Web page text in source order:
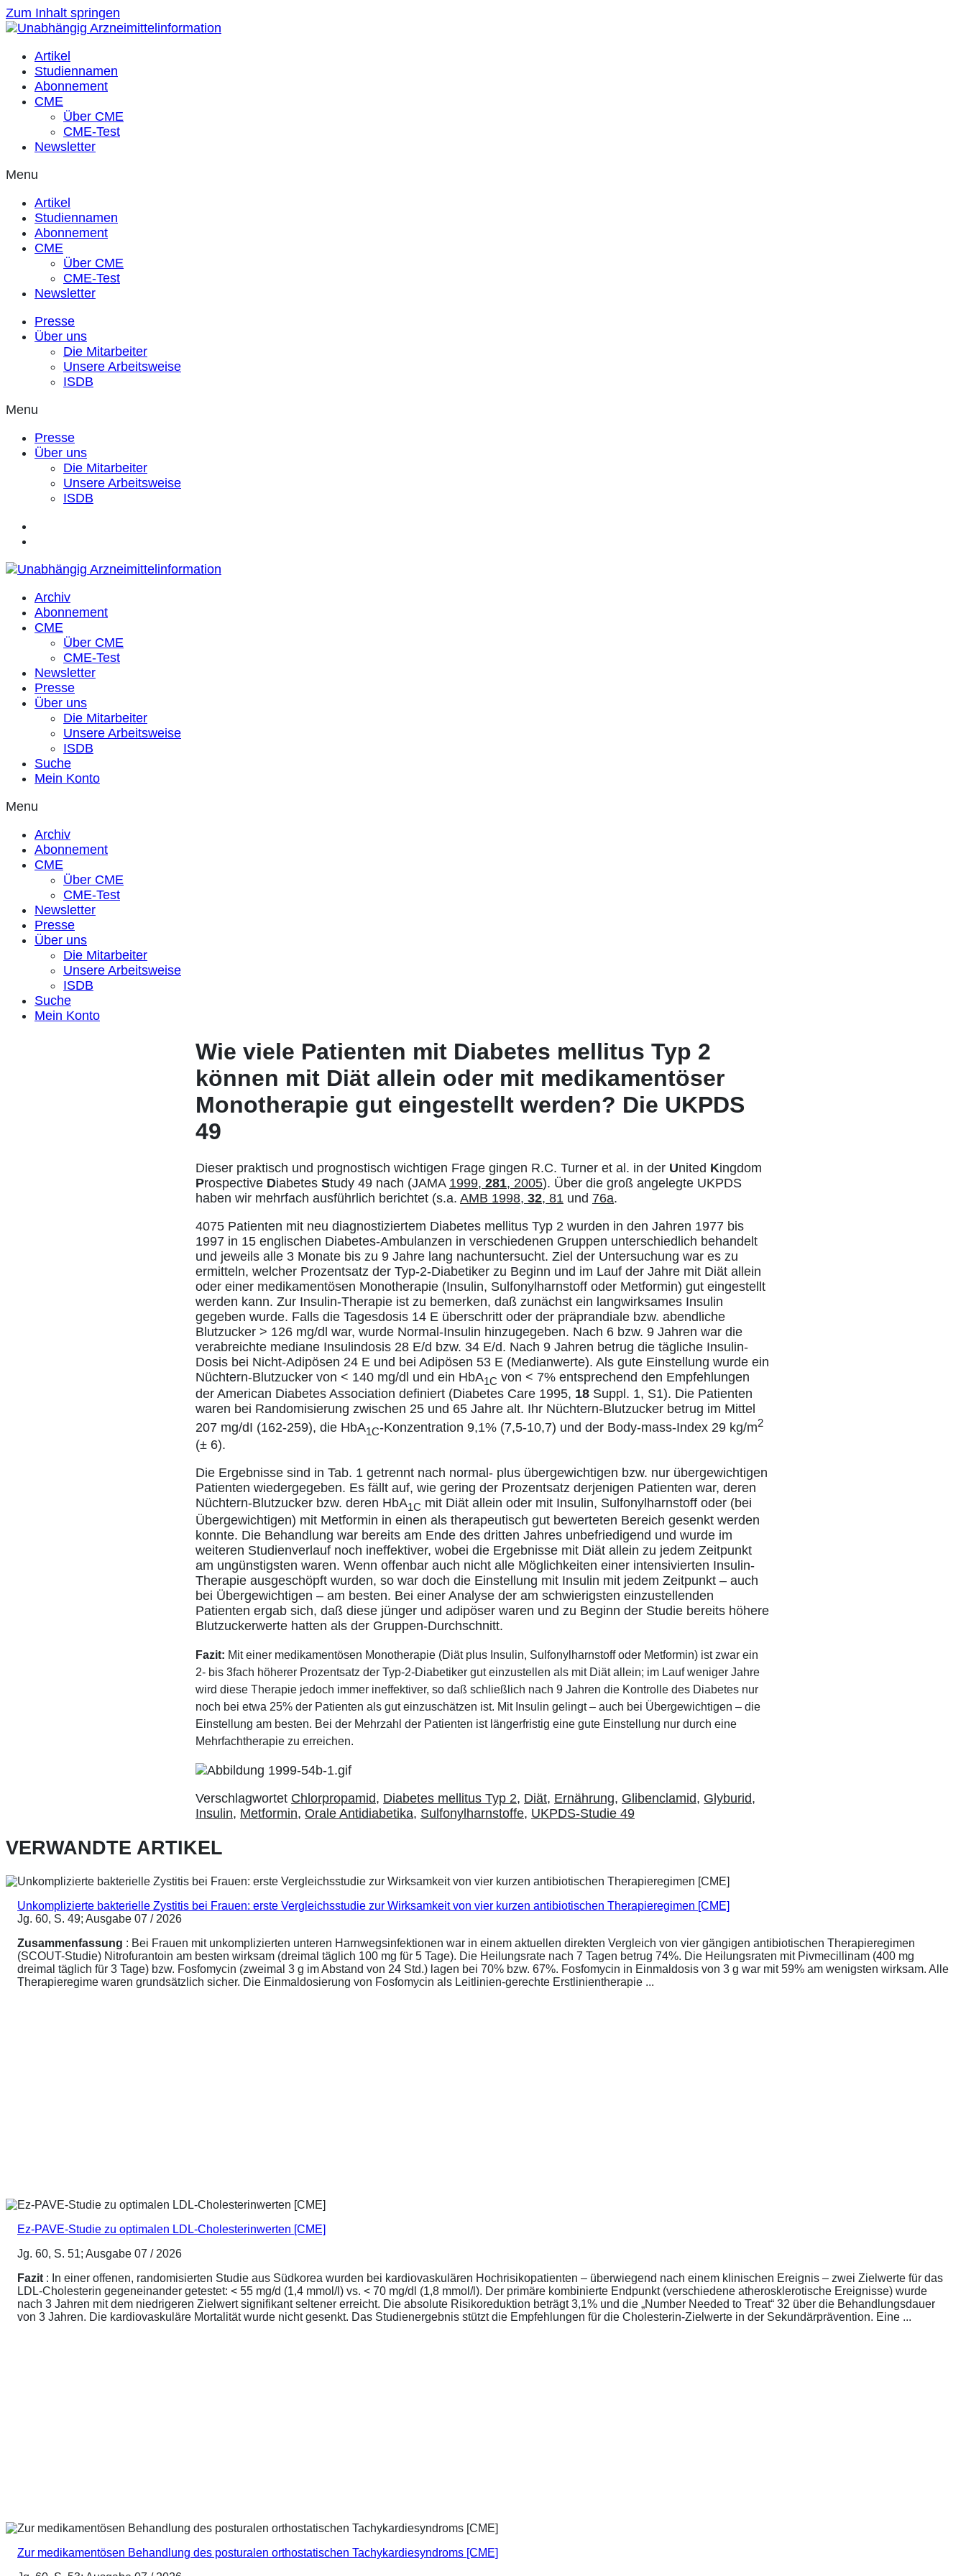
Zum Inhalt springen
Artikel
Studiennamen
Abonnement
CME
Über CME
CME-Test
Newsletter
Menu
Artikel
Studiennamen
Abonnement
CME
Über CME
CME-Test
Newsletter
Presse
Über uns
Die Mitarbeiter
Unsere Arbeitsweise
ISDB
Menu
Presse
Über uns
Die Mitarbeiter
Unsere Arbeitsweise
ISDB
Archiv
Abonnement
CME
Über CME
CME-Test
Newsletter
Presse
Über uns
Die Mitarbeiter
Unsere Arbeitsweise
ISDB
Suche
Mein Konto
Menu
Archiv
Abonnement
CME
Über CME
CME-Test
Newsletter
Presse
Über uns
Die Mitarbeiter
Unsere Arbeitsweise
ISDB
Suche
Mein Konto
Wie viele Patienten mit Diabetes mellitus Typ 2
können mit Diät allein oder mit medikamentöser
Monotherapie gut eingestellt werden? Die UKPDS
49
Dieser praktisch und prognostisch wichtigen Frage gingen R.C. Turner et al. in der United Kingdom
Prospective Diabetes Study 49 nach (JAMA 1999, 281, 2005). Über die groß angelegte UKPDS
haben wir mehrfach ausführlich berichtet (s.a. AMB 1998, 32, 81 und 76a.
4075 Patienten mit neu diagnostiziertem Diabetes mellitus Typ 2 wurden in den Jahren 1977 bis
1997 in 15 englischen Diabetes-Ambulanzen in verschiedenen Gruppen unterschiedlich behandelt
und jeweils alle 3 Monate bis zu 9 Jahre lang nachuntersucht. Ziel der Untersuchung war es zu
ermitteln, welcher Prozentsatz der Typ-2-Diabetiker zu Beginn und im Lauf der Jahre mit Diät allein
oder einer medikamentösen Monotherapie (Insulin, Sulfonylharnstoff oder Metformin) gut eingestellt
werden kann. Zur Insulin-Therapie ist zu bemerken, daß zunächst ein langwirksames Insulin
gegeben wurde. Falls die Tagesdosis 14 E überschritt oder der präprandiale bzw. abendliche
Blutzucker > 126 mg/dl war, wurde Normal-Insulin hinzugegeben. Nach 6 bzw. 9 Jahren war die
verabreichte mediane Insulindosis 28 E/d bzw. 34 E/d. Nach 9 Jahren betrug die tägliche Insulin-
Dosis bei Nicht-Adipösen 24 E und bei Adipösen 53 E (Medianwerte). Als gute Einstellung wurde ein
Nüchtern-Blutzucker von < 140 mg/dl und ein HbA1C von < 7% entsprechend den Empfehlungen
der American Diabetes Association definiert (Diabetes Care 1995, 18 Suppl. 1, S1). Die Patienten
waren bei Randomisierung zwischen 25 und 65 Jahre alt. Ihr Nüchtern-Blutzucker betrug im Mittel
207 mg/dI (162-259), die HbA1C-Konzentration 9,1% (7,5-10,7) und der Body-mass-Index 29 kg/m2
(± 6).
Die Ergebnisse sind in Tab. 1 getrennt nach normal- plus übergewichtigen bzw. nur übergewichtigen
Patienten wiedergegeben. Es fällt auf, wie gering der Prozentsatz derjenigen Patienten war, deren
Nüchtern-Blutzucker bzw. deren HbA1C mit Diät allein oder mit Insulin, Sulfonylharnstoff oder (bei
Übergewichtigen) mit Metformin in einen als therapeutisch gut bewerteten Bereich gesenkt werden
konnte. Die Behandlung war bereits am Ende des dritten Jahres unbefriedigend und wurde im
weiteren Studienverlauf noch ineffektiver, wobei die Ergebnisse mit Diät allein zu jedem Zeitpunkt
am ungünstigsten waren. Wenn offenbar auch nicht alle Möglichkeiten einer intensivierten Insulin-
Therapie ausgeschöpft wurden, so war doch die Einstellung mit Insulin mit jedem Zeitpunkt – auch
bei Übergewichtigen – am besten. Bei einer Analyse der am schwierigsten einzustellenden
Patienten ergab sich, daß diese jünger und adipöser waren und zu Beginn der Studie bereits höhere
Blutzuckerwerte hatten als der Gruppen-Durchschnitt.
Fazit: Mit einer medikamentösen Monotherapie (Diät plus Insulin, Sulfonylharnstoff oder Metformin) ist zwar ein
2- bis 3fach höherer Prozentsatz der Typ-2-Diabetiker gut einzustellen als mit Diät allein; im Lauf weniger Jahre
wird diese Therapie jedoch immer ineffektiver, so daß schließlich nach 9 Jahren die Kontrolle des Diabetes nur
noch bei etwa 25% der Patienten als gut einzuschätzen ist. Mit Insulin gelingt – auch bei Übergewichtigen – die
Einstellung am besten. Bei der Mehrzahl der Patienten ist längerfristig eine gute Einstellung nur durch eine
Mehrfachtherapie zu erreichen.
Verschlagwortet Chlorpropamid, Diabetes mellitus Typ 2, Diät, Ernährung, Glibenclamid, Glyburid,
Insulin, Metformin, Orale Antidiabetika, Sulfonylharnstoffe, UKPDS-Studie 49
VERWANDTE ARTIKEL
Unkomplizierte bakterielle Zystitis bei Frauen: erste Vergleichsstudie zur Wirksamkeit von vier kurzen antibiotischen Therapieregimen [CME]
Jg. 60, S. 49; Ausgabe 07 / 2026
Zusammenfassung : Bei Frauen mit unkomplizierten unteren Harnwegsinfektionen war in einem aktuellen direkten Vergleich von vier gängigen antibiotischen Therapieregimen
(SCOUT-Studie) Nitrofurantoin am besten wirksam (dreimal täglich 100 mg für 5 Tage). Die Heilungsrate nach 7 Tagen betrug 74%. Die Heilungsraten mit Pivmecillinam (400 mg
dreimal täglich für 3 Tage) bzw. Fosfomycin (zweimal 3 g im Abstand von 24 Std.) lagen bei 70% bzw. 67%. Fosfomycin in Einmaldosis von 3 g war mit 59% am wenigsten wirksam. Alle
Therapieregime waren grundsätzlich sicher. Die Einmaldosierung von Fosfomycin als Leitlinien-gerechte Erstlinientherapie ...
Ez-PAVE-Studie zu optimalen LDL-Cholesterinwerten [CME]
Jg. 60, S. 51; Ausgabe 07 / 2026
Fazit: In einer offenen, randomisierten Studie aus Südkorea wurden bei kardiovaskulären Hochrisikopatienten – überwiegend nach einem klinischen Ereignis – zwei Zielwerte für das
LDL-Cholesterin gegeneinander getestet: < 55 mg/d (1,4 mmol/l) vs. < 70 mg/dl (1,8 mmol/l). Der primäre kombinierte Endpunkt (verschiedene atherosklerotische Ereignisse) wurde
nach 3 Jahren mit dem niedrigeren Zielwert signifikant seltener erreicht. Die absolute Risikoreduktion beträgt 3,1% und die „Number Needed to Treat“ 32 über die Behandlungsdauer
von 3 Jahren. Die kardiovaskuläre Mortalität wurde nicht gesenkt. Das Studienergebnis stützt die Empfehlungen für die Cholesterin-Zielwerte in der Sekundärprävention. Eine ...
Zur medikamentösen Behandlung des posturalen orthostatischen Tachykardiesyndroms [CME]